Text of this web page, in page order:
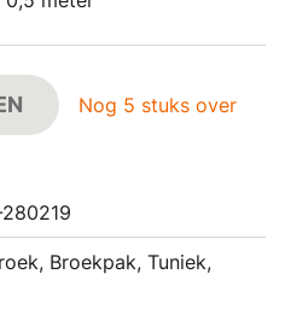
Nog 5 stuks over
Broekpak, Tuniek,